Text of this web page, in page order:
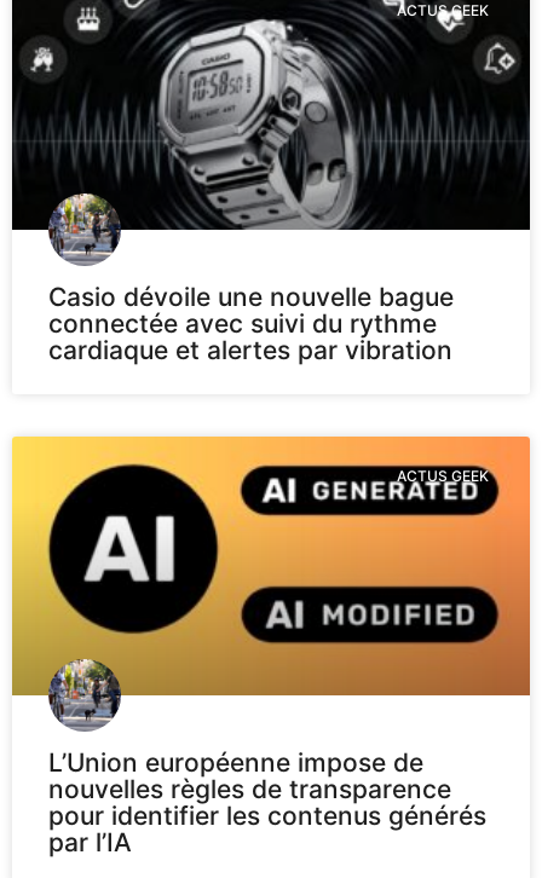
ACTUS GEEK
Casio dévoile une nouvelle bague
connectée avec suivi du rythme
cardiaque et alertes par vibration
ACTUS GEEK
L’Union européenne impose de
nouvelles règles de transparence
pour identifier les contenus générés
par l’IA